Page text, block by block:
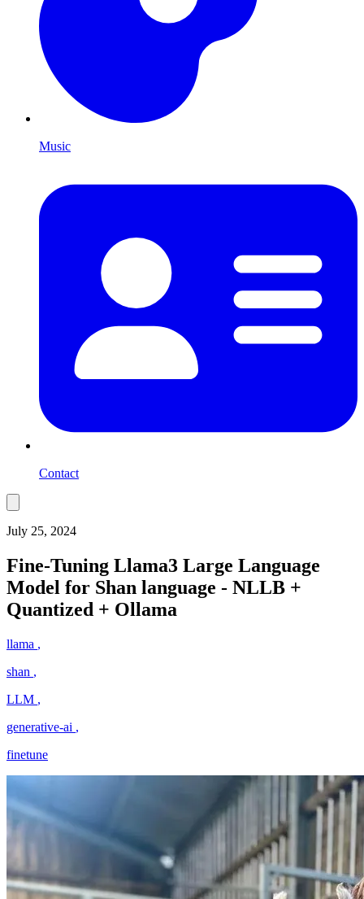
Music
Contact
July 25, 2024
Fine-Tuning Llama3 Large Language
Model for Shan language - NLLB +
Quantized + Ollama
llama ,
shan ,
LLM ,
generative-ai ,
finetune